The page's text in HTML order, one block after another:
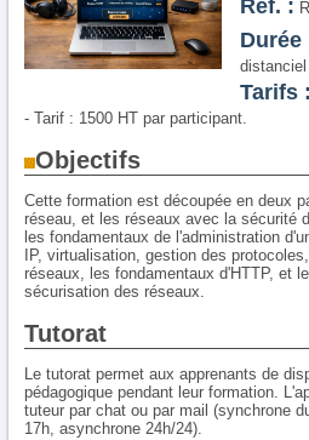
Réf. :
Durée
distanciel
Tarifs :
- Tarif : 1500 HT par participant.
Objectifs
Cette formation est découpée en deux
réseau, et les réseaux avec la sécurité
les fondamentaux de l'administration
IP, virtualisation, gestion des
réseaux, les fondamentaux d'HTTP, et
sécurisation des réseaux.
Tutorat
Le tutorat permet aux apprenants de
pédagogique pendant leur formation.
tuteur par chat ou par mail (synchrone
17h, asynchrone 24h/24).